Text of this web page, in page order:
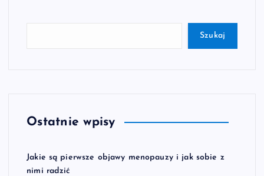
Szukaj
Ostatnie wpisy
Jakie są pierwsze objawy menopauzy i jak sobie z
nimi radzić